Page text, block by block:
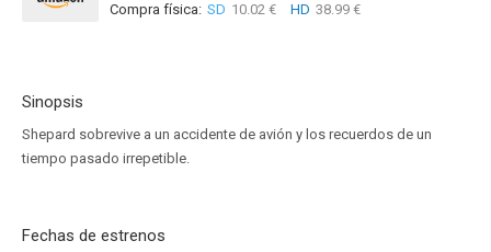
Compra física: SD 10.02 € HD 38.99 €
Sinopsis
Shepard sobrevive a un accidente de avión y los recuerdos de un
tiempo pasado irrepetible.
Fechas de estrenos